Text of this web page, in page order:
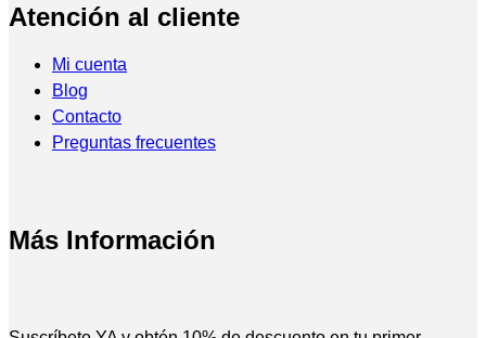
Atención al cliente
Mi cuenta
Blog
Contacto
Preguntas frecuentes
Más Información